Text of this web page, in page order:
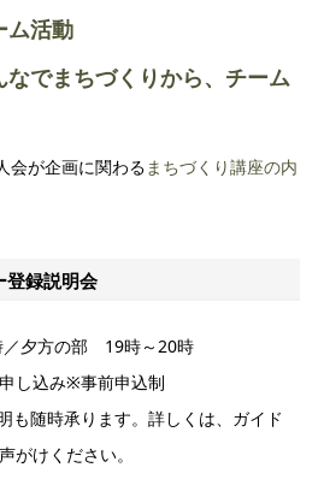
ム活動
なでまちづくりから、チーム
が企画に関わるまちづくり講座の内
録説明会
夕方の部 19時～20時
し込み※事前申込制
も随時承ります。詳しくは、ガイド
がけください。